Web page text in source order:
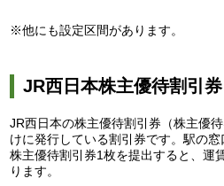
※他にも設定区間があります。
JR西日本株主優待割引券
JR西日本の株主優待割引券（株主優
けに発行している割引券です。駅の窓
株主優待割引券1枚を提出すると、運
ります。